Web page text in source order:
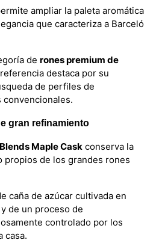
ampliar la paleta aromática
que caracteriza a Barceló
de rones premium de
destaca por su
de perfiles de
gran refinamiento
Maple Cask conserva la
propios de los grandes rones
caña de azúcar cultivada en
de un proceso de
controlado por los
casa.